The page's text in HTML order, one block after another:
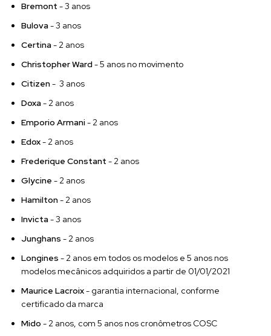
Bremont - 3 anos
Bulova- 3 anos
Certina- 2 anos
Christopher Ward- 5 anos no movimento
Citizen- 3 anos
Doxa- 2 anos
Emporio Armani- 2 anos
Edox- 2 anos
Frederique Constant - 2 anos
Glycine - 2 anos
Hamilton- 2 anos
Invicta- 3 anos
Junghans - 2 anos
Longines - 2 anos em todos os modelos e 5 anos nos
modelos mecânicos adquiridos a partir de 01/01/2021
Maurice Lacroix- garantia internacional, conforme
certificado da marca
Mido - 2 anos, com 5 anos nos cronômetros COSC